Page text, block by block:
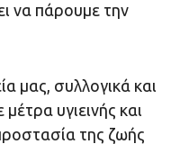
να πάρουμε την
μας, συλλογικά και
υγιεινής και
της ζωής